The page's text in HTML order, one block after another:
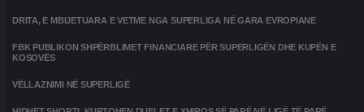
DRITA, E MBIJETUARA E VETME NGA SUPERLIGA NË GARA EVROPIANE
FBK PUBLIKON SHPËRBLIMET FINANCIARE PËR SUPERLIGËN DHE KUPËN E
KOSOVËS
VËLLAZNIMI NË SUPERLIGË